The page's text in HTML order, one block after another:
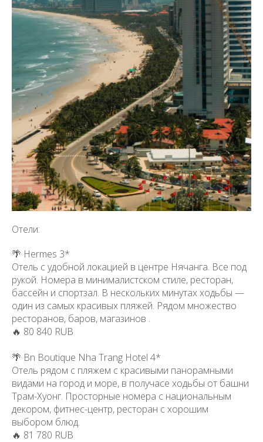
Отели:
🌴 Hermes 3*
Отель с удобной локацией в центре Нячанга. Все под
рукой. Номера в минималистском стиле, ресторан,
бассейн и спортзал. В нескольких минутах ходьбы —
один из самых красивых пляжей. Рядом множество
ресторанов, баров, магазинов .
🔥 80 840 RUB
🌴 Bn Boutique Nha Trang Hotel 4*
Отель рядом с пляжем с красивыми панорамными
видами на город и море, в получасе ходьбы от башни
Трам-Хуонг. Просторные номера с национальным
декором, фитнес-центр, ресторан с хорошим
выбором блюд.
🔥 81 780 RUB